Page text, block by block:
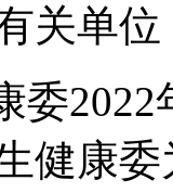
关单位
委
健康